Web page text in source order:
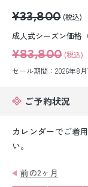
小物販売品
¥33,800 (税込)
成人式シーズン価格
¥83,800 (税込)
セール期間：2026年8
ご予約状況
カレンダーでご着
い。
前の2ヶ月